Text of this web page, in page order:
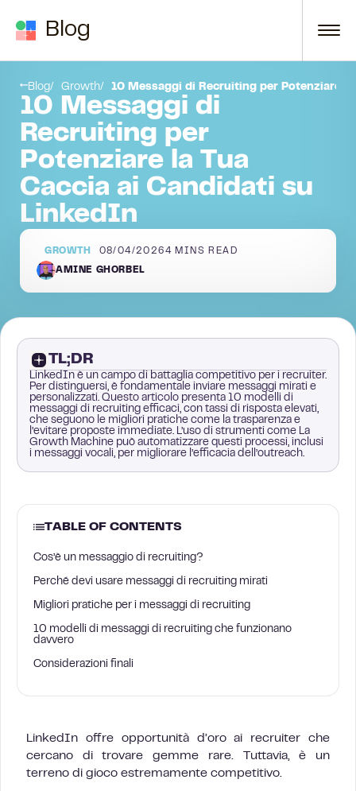
Blog
Blog Growth 10 Messaggi di Recruiting per Potenziare
10 Messaggi di
Recruiting per
Potenziare la Tua
Caccia ai Candidati su
LinkedIn
GROWTH 08/04/2026 4 MINS READ
AMINE GHORBEL
TL;DR
LinkedIn è un campo di battaglia competitivo per i recruiter.
Per distinguersi, è fondamentale inviare messaggi mirati e
personalizzati. Questo articolo presenta 10 modelli di
messaggi di recruiting efficaci, con tassi di risposta elevati,
che seguono le migliori pratiche come la trasparenza e
l’evitare proposte immediate. L’uso di strumenti come La
Growth Machine può automatizzare questi processi, inclusi
i messaggi vocali, per migliorare l’efficacia dell’outreach.
TABLE OF CONTENTS
Cos’è un messaggio di recruiting?
Perché devi usare messaggi di recruiting mirati
Migliori pratiche per i messaggi di recruiting
10 modelli di messaggi di recruiting che funzionano
davvero
Considerazioni finali
LinkedIn offre opportunità d’oro ai recruiter che
cercano di trovare gemme rare. Tuttavia, è un
terreno di gioco estremamente competitivo.